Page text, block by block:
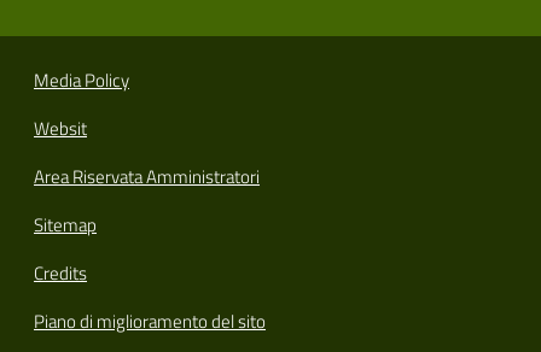
Media Policy
Websit
Area Riservata Amministratori
Sitemap
Credits
Piano di miglioramento del sito